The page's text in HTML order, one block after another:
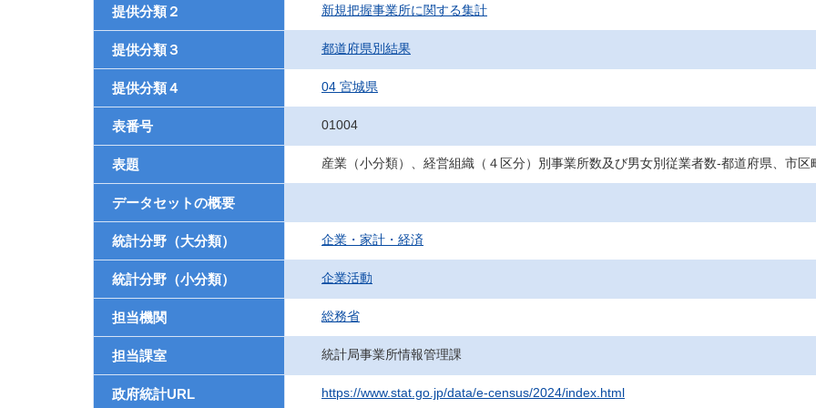
提供分類２ 新規把握事業所に関する集計
提供分類３ 都道府県別結果
提供分類４ 04 宮城県
表番号 01004
表題 産業（小分類）、経営組織（４区分）別事業所数及び男女別従業者数‐都道府県、市区
データセットの概要
統計分野（大分類） 企業・家計・経済
統計分野（小分類） 企業活動
担当機関 総務省
担当課室 統計局事業所情報管理課
政府統計URL https://www.stat.go.jp/data/e-census/2024/index.html